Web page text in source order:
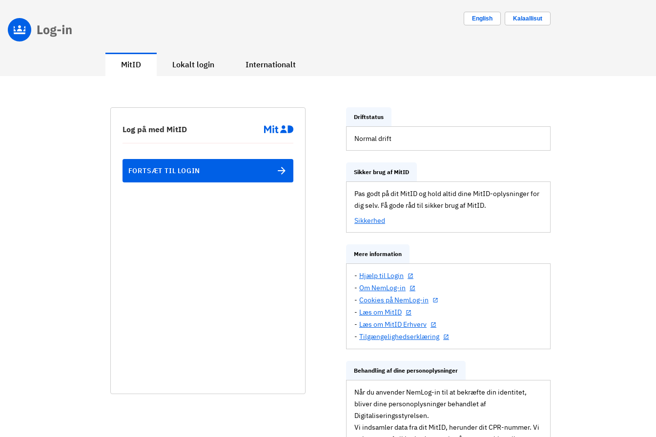
English Kalaallisut
MitID Lokalt login Internationalt
Log på med MitID
FORTSÆT TIL LOGIN
Driftstatus
Normal drift
Sikker brug af MitID
Pas godt på dit MitID og hold altid dine MitID-oplysninger for
dig selv. Få gode råd til sikker brug af MitID.
Sikkerhed
Mere information
Hjælp til Login
Om NemLog-in
Cookies på NemLog-in
Læs om MitID
Læs om MitID Erhverv
Tilgængelighedserklæring
Behandling af dine personoplysninger
Når du anvender NemLog-in til at bekræfte din identitet,
bliver dine personoplysninger behandlet af
Digitaliseringsstyrelsen.
Vi indsamler data fra dit MitID, herunder dit CPR-nummer. Vi